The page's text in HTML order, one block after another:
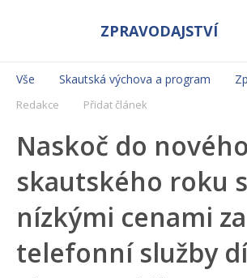
ZPRAVODAJSTVÍ
Vše Skautská výchova a program
Redakce Přidat článek
Naskoč do nového
skautského roku s
nízkými cenami za
telefonní služby